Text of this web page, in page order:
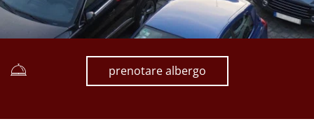
prenotare albergo